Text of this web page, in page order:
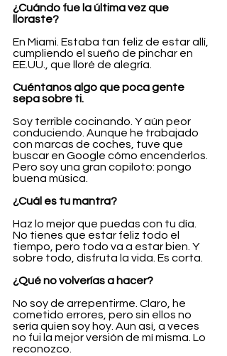
¿Cuándo fue la última vez que
lloraste?
En Miami. Estaba tan feliz de estar allí,
cumpliendo el sueño de pinchar en
EE.UU., que lloré de alegría.
Cuéntanos algo que poca gente
sepa sobre ti.
Soy terrible cocinando. Y aún peor
conduciendo. Aunque he trabajado
con marcas de coches, tuve que
buscar en Google cómo encenderlos.
Pero soy una gran copiloto: pongo
buena música.
¿Cuál es tu mantra?
Haz lo mejor que puedas con tu día.
No tienes que estar feliz todo el
tiempo, pero todo va a estar bien. Y
sobre todo, disfruta la vida. Es corta.
¿Qué no volverías a hacer?
No soy de arrepentirme. Claro, he
cometido errores, pero sin ellos no
sería quien soy hoy. Aun así, a veces
no fui la mejor versión de mí misma. Lo
reconozco.